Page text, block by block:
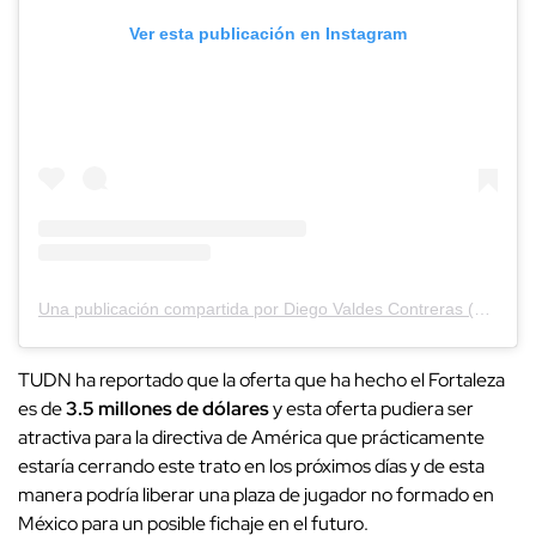
Ver esta publicación en Instagram
TUDN ha reportado que la oferta que ha hecho el Fortaleza
es de3.5 millones de dólaresy esta oferta pudiera ser
atractiva para la directiva de América que prácticamente
estaría cerrando este trato en los próximos días y de esta
manera podría liberar una plaza de jugador no formado en
México para un posible fichaje en el futuro.